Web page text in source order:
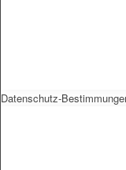
Datenschutz-